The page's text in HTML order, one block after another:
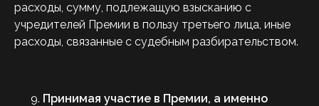
расходы, сумму, подлежащую взысканию с
учредителей Премии в пользу третьего лица, иные
расходы, связанные с судебным разбирательством.
Принимая участие в Премии, а именно